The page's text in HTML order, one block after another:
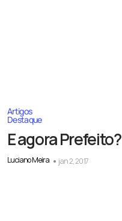
Artigos
Destaque
E agora Prefeito?
Luciano Meira jan 2, 2017